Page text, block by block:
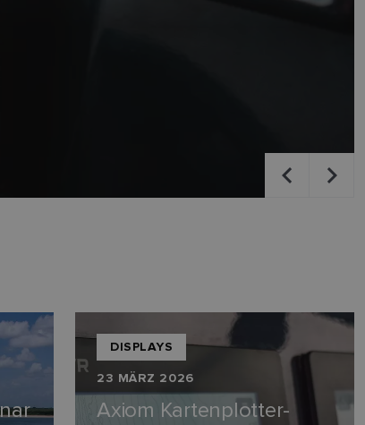
DISPLAYS
23 MÄRZ 2026
Axiom Kartenplotter-